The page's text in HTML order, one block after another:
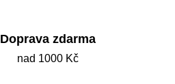
Doprava zdarma
nad 1000 Kč